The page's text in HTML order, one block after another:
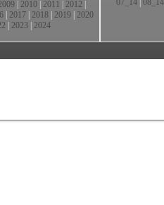
2010 2011 2012
2017 2018 2019 2020
2023| 2024
07_14 08_14